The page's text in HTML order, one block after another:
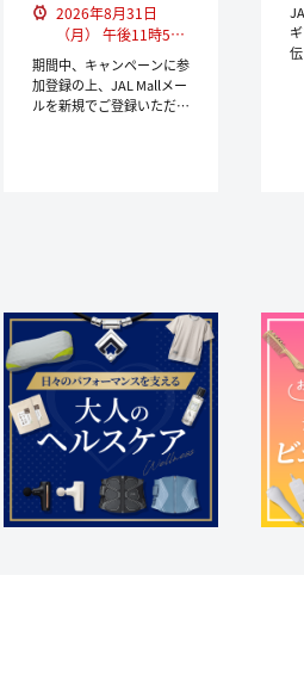
2026年8月31日
（月） 午後11時59
分まで
期間中、キャンペーンに参
加登録の上、JAL Mallメー
ルを新規でご登録いただい